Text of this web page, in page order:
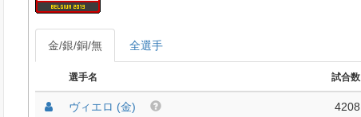
金/銀/銅/無 全選手
選手名 試合数
ヴィエロ (金) 4208